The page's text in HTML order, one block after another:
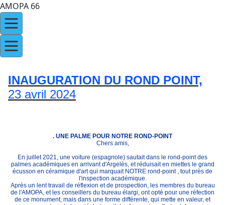
AMOPA 66
INAUGURATION DU ROND POINT,
23 avril 2024
. UNE PALME POUR NOTRE ROND-POINT
Chers amis,
En juillet 2021, une voiture (espagnole) sautait dans le rond-point des
palmes académiques en arrivant d'Argelès, et réduisait en miettes le grand
écusson en céramique d'art qui marquait NOTRE rond-point , tout près de
l'inspection académique.
Après un lent travail de réflexion et de prospection, les membres du bureau
de l'AMOPA, et les conseillers du bureau élargi, ont opté pour une réfection
de ce monument, mais dans une forme différente, qui mette en valeur, et